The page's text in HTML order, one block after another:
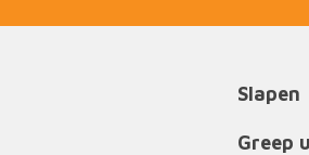
Slapen
Greep